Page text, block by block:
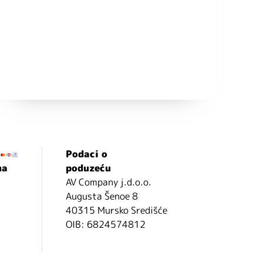
Podaci o
poduzeću
AV Company j.d.o.o.
Augusta Šenoe 8
40315 Mursko Središće
OIB: 6824574812